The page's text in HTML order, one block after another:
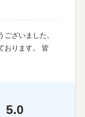
ざいました。
おります。 皆
5.0